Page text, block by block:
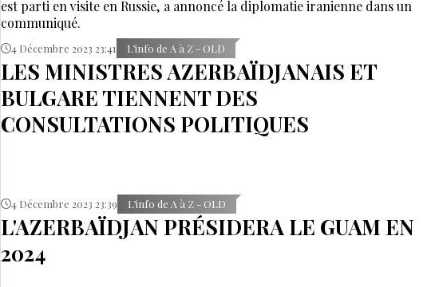
est parti en visite en Russie, a annoncé la diplomatie iranienne dans un
communiqué.
4 Décembre 2023 23:41 L’info de A à Z - OLD
LES MINISTRES AZERBAÏDJANAIS ET
BULGARE TIENNENT DES
CONSULTATIONS POLITIQUES
4 Décembre 2023 23:39 L’info de A à Z - OLD
L'AZERBAÏDJAN PRÉSIDERA LE GUAM EN
2024